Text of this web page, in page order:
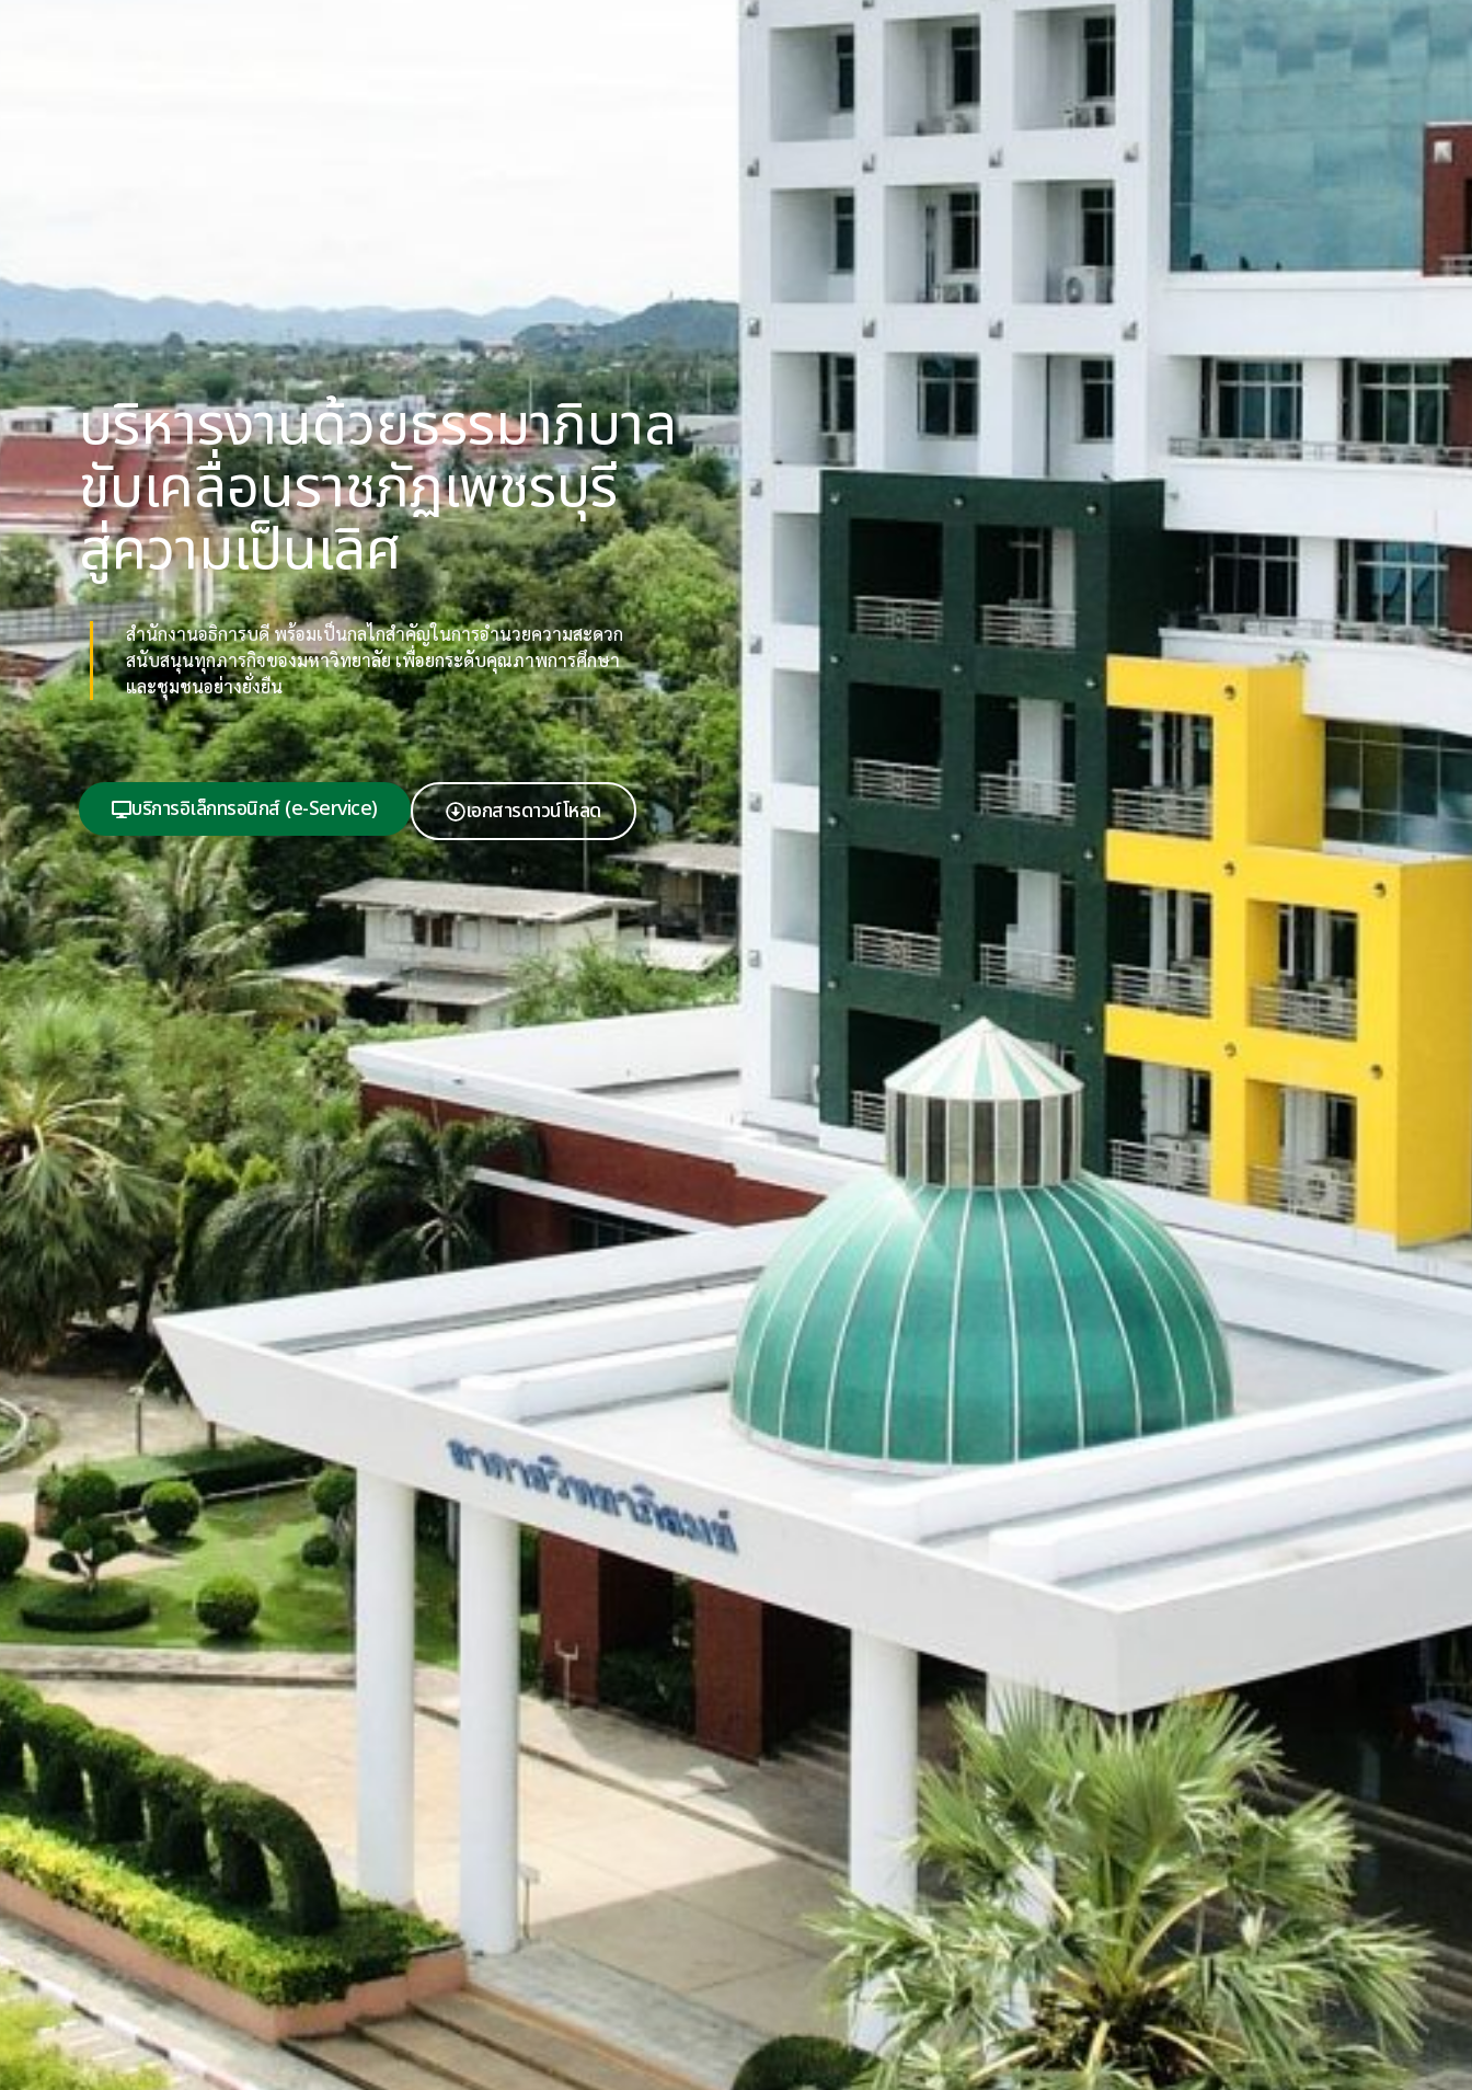
บริหารงานด้วยธรรมาภิบาล
ขับเคลื่อนราชภัฏเพชรบุรี
สู่ความเป็นเลิศ
สำนักงานอธิการบดี พร้อมเป็นกลไกสำคัญในการอำนวยความสะดวก
สนับสนุนทุกภารกิจของมหาวิทยาลัย เพื่อยกระดับคุณภาพการศึกษา
และชุมชนอย่างยั่งยืน
บริการอิเล็กทรอนิกส์ (e-Service) เอกสารดาวน์โหลด